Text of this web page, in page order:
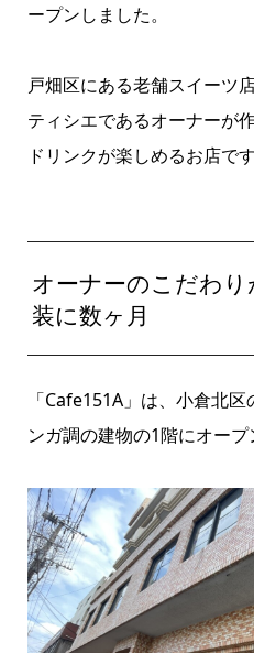
ープンしました。
戸畑区にある老舗スイーツ
ティシエであるオーナーが
ドリンクが楽しめるお店です
オーナーのこだわ
装に数ヶ月
「Cafe151A」は、小倉北
ンガ調の建物の1階にオープ